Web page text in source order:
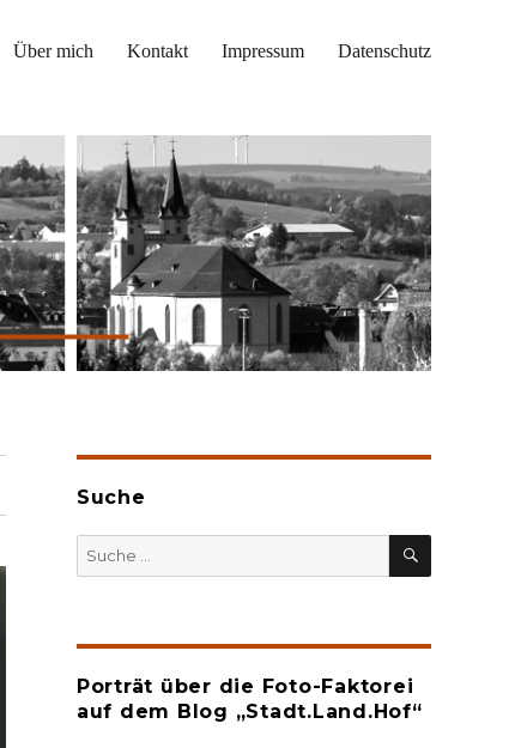
Über mich Kontakt Impressum Datenschutz
Suche
SUCHEN
Porträt über die Foto-Faktorei
auf dem Blog „Stadt.Land.Hof“